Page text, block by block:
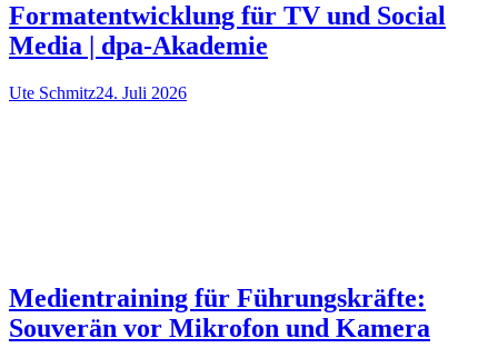
Formatentwicklung für TV und Social
Media | dpa-Akademie
Ute Schmitz24. Juli 2026
Medientraining für Führungskräfte:
Souverän vor Mikrofon und Kamera